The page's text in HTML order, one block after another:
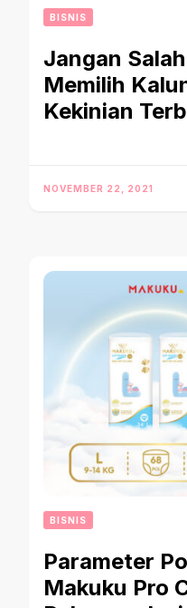
BISNIS
Jangan
Memilih
Kekinian
NOVEMBER 22, 2021
BISNIS
Parameter
Makuku Pro